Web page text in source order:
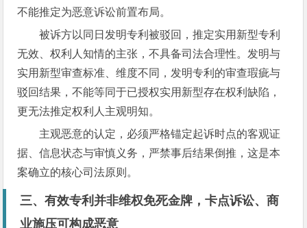
不能推定为恶意诉讼前置布局。
被诉方以同日发明专利被驳回，推定实用新型专利
无效、权利人知情的主张，不具备司法合理性。发明与
实用新型审查标准、维度不同，发明专利的审查瑕疵与
驳回结果，不能等同于已授权实用新型存在权利缺陷，
更无法推定权利人主观明知。
主观恶意的认定，必须严格锚定起诉时点的客观证
据、信息状态与审慎义务，严禁事后结果倒推，这是本
案确立的核心司法原则。
三、有效专利并非维权免死金牌，卡点诉讼、商
业施压可构成恶意